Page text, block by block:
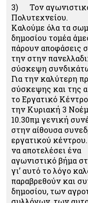
3) Τον αγωνιστικό
Πολυτεχνείου.
Καλούμε όλα τα
δημοσίου τομέα
πάρουν αποφάσεις
την στην
σύσκεψη
Για την καλύτερη
σύσκεψης και της
το Εργατικό
την Κυριακή 3
10.30πμ γενική
στην αίθουσα
εργατικού
να αποτελέσει ένα
αγωνιστικό βήμα
γι’ αυτό το λόγο
παραβρεθούν και
δημοσίου, των